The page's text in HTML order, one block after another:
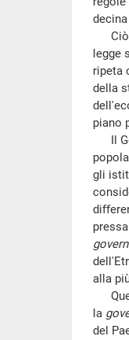
Ciò
legge
ripeta
della
piano
Il
gli
alla
la
del